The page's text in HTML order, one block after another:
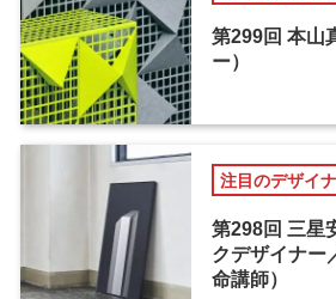
第299回 本山
ー）
注目のデザイ
第298回 三星
クデザイナー
命講師）